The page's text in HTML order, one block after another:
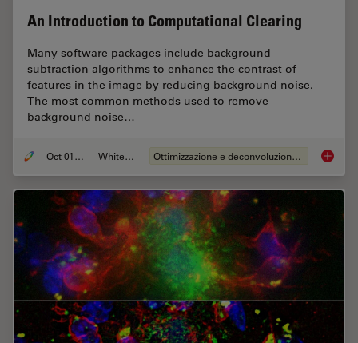
An Introduction to Computational Clearing
Many software packages include background
subtraction algorithms to enhance the contrast of
features in the image by reducing background noise.
The most common methods used to remove
background noise…
Oct 01, 2020 Whitepaper Ottimizzazione e deconvoluzione delle immagini An